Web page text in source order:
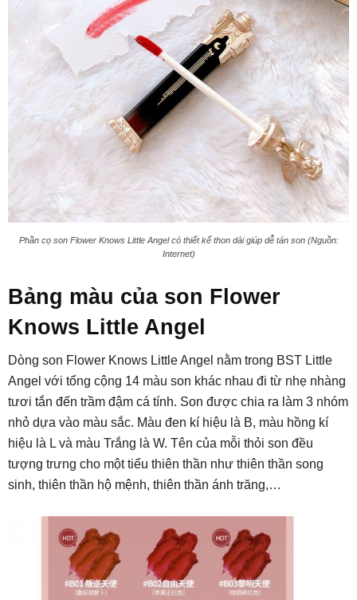
Phần cọ son Flower Knows Little Angel có thiết kế thon dài giúp dễ tán son (Nguồn:
Internet)
Bảng màu của son Flower
Knows Little Angel
Dòng son Flower Knows Little Angel nằm trong BST Little
Angel với tổng cộng 14 màu son khác nhau đi từ nhẹ nhàng
tươi tắn đến trầm đậm cá tính. Son được chia ra làm 3 nhóm
nhỏ dựa vào màu sắc. Màu đen kí hiệu là B, màu hồng kí
hiệu là L và màu Trắng là W. Tên của mỗi thỏi son đều
tượng trưng cho một tiểu thiên thần như thiên thần song
sinh, thiên thần hộ mệnh, thiên thần ánh trăng,…